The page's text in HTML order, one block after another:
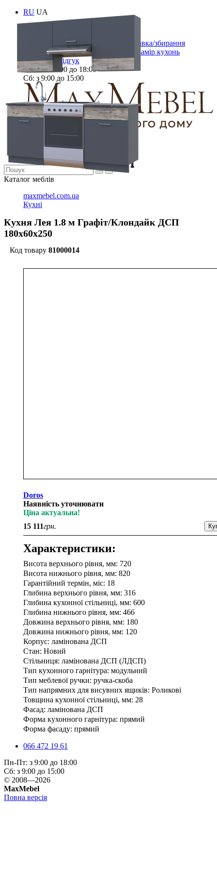
RU UA
Замовлення/оплата
Доставка/збирання
Загальна інформація
Замір кухонь
Залишити відгук
Пн-Пт:з 9:00 до 18:00
Cб: з 9:00 до 15:00
Каталог меблів
maxmebel.com.ua
Кухні
Кухня Лея 1.8 м Графіт/Клондайк ДСП
180х60х250
81000014
Doros
Наявність уточнювати
Ціна актуальна!
15 111грн.
Характеристики:
Висота верхнього рівня, мм: 720
Висота нижнього рівня, мм: 820
Гарантійний термін, міс: 18
Глибина верхнього рівня, мм: 316
Глибина кухонної стільниці, мм: 600
Глибина нижнього рівня, мм: 466
Довжина верхнього рівня, мм: 180
Довжина нижнього рівня, мм: 120
Корпус: ламінована ДСП
Стан: Новий
Стільниця: ламінована ДСП (ЛДСП)
Тип кухонного гарнітура: модульний
Тип меблевої ручки: ручка-скоба
Тип напрямних для висувних ящиків: Роликові
Товщина кухонної стільниці, мм: 28
Фасад: ламінована ДСП
Форма кухонного гарнітура: прямий
Форма фасаду: прямий
066 472 19 61
Пн-Пт: з 9:00 до 18:00
Cб: з 9:00 до 15:00
© 2008—2026
MaxMebel
Повна версія